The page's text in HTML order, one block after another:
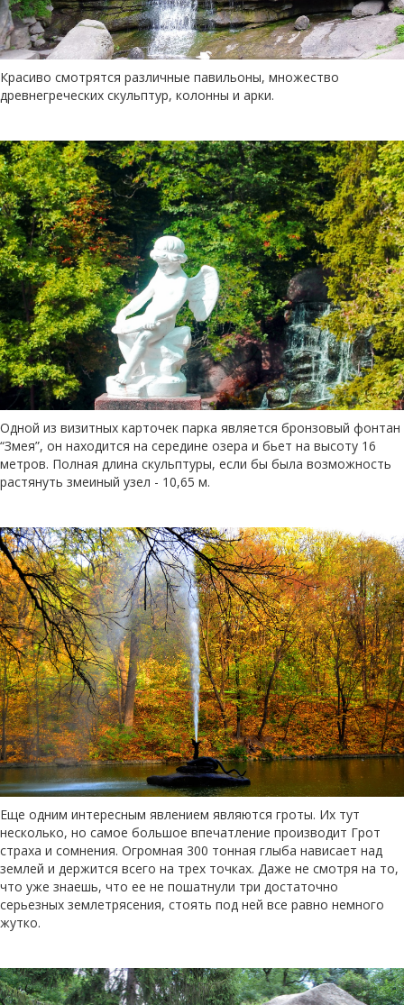
Красиво смотрятся различные павильоны, множество
древнегреческих скульптур, колонны и арки.
Одной из визитных карточек парка является бронзовый фонтан
“Змея”, он находится на середине озера и бьет на высоту 16
метров. Полная длина скульптуры, если бы была возможность
растянуть змеиный узел - 10,65 м.
Еще одним интересным явлением являются гроты. Их тут
несколько, но самое большое впечатление производит Грот
страха и сомнения. Огромная 300 тонная глыба нависает над
землей и держится всего на трех точках. Даже не смотря на то,
что уже знаешь, что ее не пошатнули три достаточно
серьезных землетрясения, стоять под ней все равно немного
жутко.